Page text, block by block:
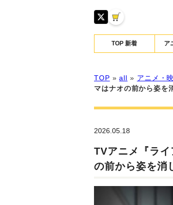
TOP 新着 ア
TOP »all » アニメ・
マはナオの前から姿を
2026.05.18
TVアニメ『ラ
の前から姿を消